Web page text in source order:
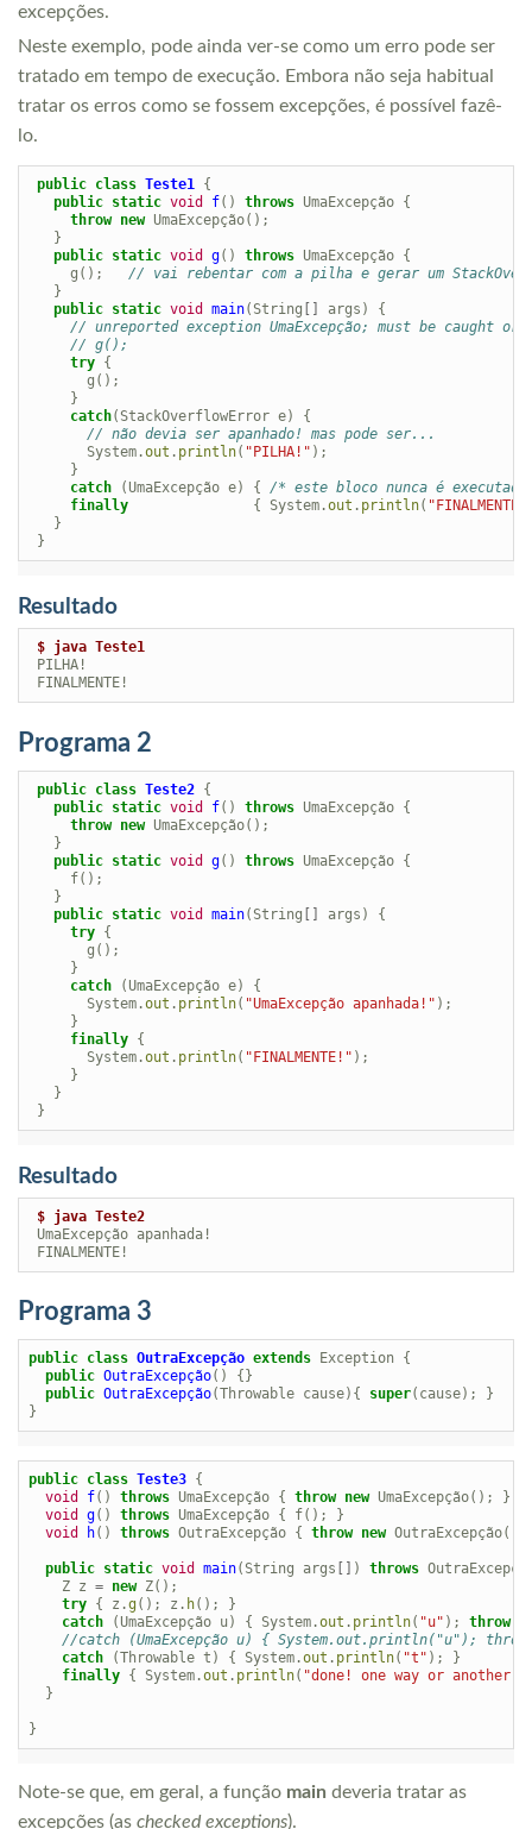
excepções.
Neste exemplo, pode ainda ver-se como um erro pode ser
tratado em tempo de execução. Embora não seja habitual
tratar os erros como se fossem excepções, é possível fazê-
lo.
public class Teste1
{
public static void f() throws UmaExcepção {
throw new UmaExcepção();
}
public static void g() throws UmaExcepção {
g ();
// vai rebentar com a pilha e gerar um
}
public static void main( String [] args )
{
// unreported exception UmaExcepção; must be caught
// g();
try {
g ();
}
catch( StackOverflowError e)
{
// não devia ser apanhado! mas pode ser...
System .out . println( "PILHA!" );
}
catch
( UmaExcepção e) {
/* este bloco nunca é
finally
{ System .out . println(
}
}
Resultado
$ java Teste1
PILHA!
Programa 2
public class Teste2 {
public static void f() throws UmaExcepção {
throw new UmaExcepção();
}
public static void g() throws UmaExcepção {
f();
}
public static void main( String [] args )
{
try {
g ();
}
catch
( UmaExcepção e)
{
System .out . println( "UmaExcepção apanhada!" );
}
finally {
System .out . println( "FINALMENTE!" );
}
}
}
Resultado
$ java Teste2
UmaExcepção apanhada!
Programa 3
public class OutraExcepção extends Exception {
public OutraExcepção()
{}
public OutraExcepção(Throwable cause){ super( cause);
}
}
public class Teste3 {
void
f() throws UmaExcepção { throw new UmaExcepção();
}
void
g() throws UmaExcepção { f();
}
void
h() throws OutraExcepção { throw new OutraExcepção();
public static void main( String args ) throws
Z z = new Z();
try { z .g(); z . h();
}
catch
( UmaExcepção u) { System .out . println( "u" ); throw
//catch (UmaExcepção u) { System.out.println("u");
catch
(Throwable t ) { System .out . println( "t" );
}
finally { System .out . println( "done! one way or
}
}
Note-se que, em geral, a função main deveria tratar as
excepções (as checked exceptions).